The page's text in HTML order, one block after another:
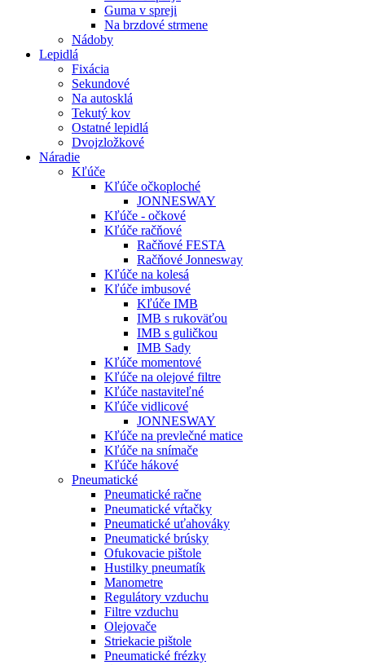
Guma v spreji
Na brzdové strmene
Nádoby
Lepidlá
Fixácia
Sekundové
Na autosklá
Tekutý kov
Ostatné lepidlá
Dvojzložkové
Náradie
Kľúče
Kľúče očkoploché
JONNESWAY
Kľúče - očkové
Kľúče račňové
Račňové FESTA
Račňové Jonnesway
Kľúče na kolesá
Kľúče imbusové
Kľúče IMB
IMB s rukoväťou
IMB s guličkou
IMB Sady
Kľúče momentové
Kľúče na olejové filtre
Kľúče nastaviteľné
Kľúče vidlicové
JONNESWAY
Kľúče na prevlečné matice
Kľúče na snímače
Kľúče hákové
Pneumatické
Pneumatické račne
Pneumatické vŕtačky
Pneumatické uťahováky
Pneumatické brúsky
Ofukovacie pištole
Hustilky pneumatík
Manometre
Regulátory vzduchu
Filtre vzduchu
Olejovače
Striekacie pištole
Pneumatické frézky